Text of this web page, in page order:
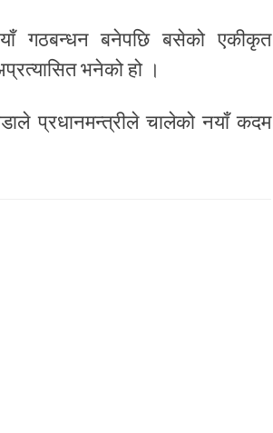
गठबन्धन बनेपछि बसेको एकीकृत
भनेको हो ।
प्रधानमन्त्रीले चालेको नयाँ कदम